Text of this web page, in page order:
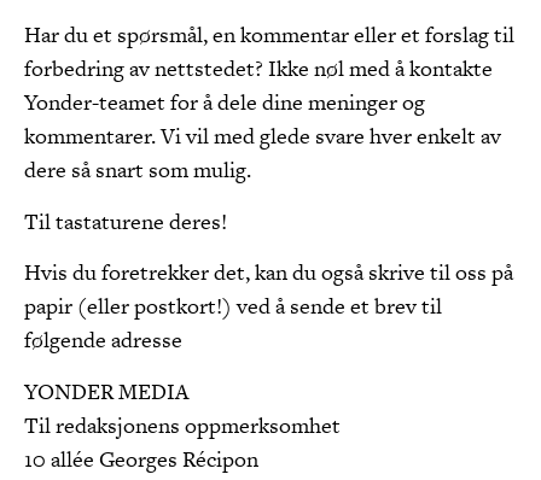
Har du et spørsmål, en kommentar eller et forslag til
forbedring av nettstedet? Ikke nøl med å kontakte
Yonder-teamet for å dele dine meninger og
kommentarer. Vi vil med glede svare hver enkelt av
dere så snart som mulig.
Til tastaturene deres!
Hvis du foretrekker det, kan du også skrive til oss på
papir (eller postkort!) ved å sende et brev til
følgende adresse
YONDER MEDIA
Til redaksjonens oppmerksomhet
10 allée Georges Récipon